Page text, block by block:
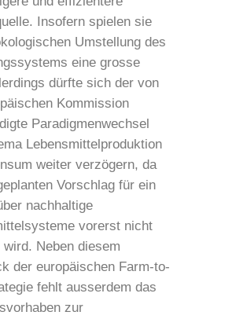
Insofern spielen sie
Umstellung des
eine grosse
dürfte sich der von
Kommission
Paradigmenwechsel
Lebensmittelproduktion
weiter verzögern, da
Vorschlag für ein
nachhaltige
vorerst nicht
wird. Neben diesem
der europäischen Farm-to-
fehlt ausserdem das
zur